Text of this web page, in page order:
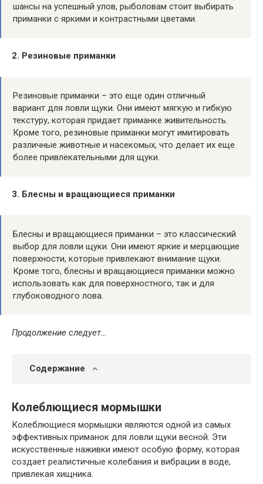
шансы на успешный улов, рыболовам стоит выбирать
приманки с яркими и контрастными цветами.
2. Резиновые приманки
Резиновые приманки – это еще один отличный
вариант для ловли щуки. Они имеют мягкую и гибкую
текстуру, которая придает приманке живительность.
Кроме того, резиновые приманки могут имитировать
различные животные и насекомых, что делает их еще
более привлекательными для щуки.
3. Блесны и вращающиеся приманки
Блесны и вращающиеся приманки – это классический
выбор для ловли щуки. Они имеют яркие и мерцающие
поверхности, которые привлекают внимание щуки.
Кроме того, блесны и вращающиеся приманки можно
использовать как для поверхностного, так и для
глубоководного лова.
Продолжение следует…
Содержание
Колеблющиеся мормышки
Колеблющиеся мормышки являются одной из самых
эффективных приманок для ловли щуки весной. Эти
искусственные наживки имеют особую форму, которая
создает реалистичные колебания и вибрации в воде,
привлекая хищника.